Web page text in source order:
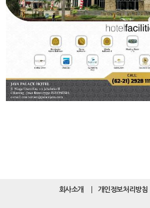
회사소개 개인정보처리방침